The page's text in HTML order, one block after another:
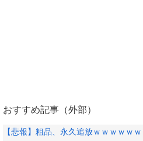
おすすめ記事（外部）
【悲報】粗品、永久追放ｗｗｗｗｗ